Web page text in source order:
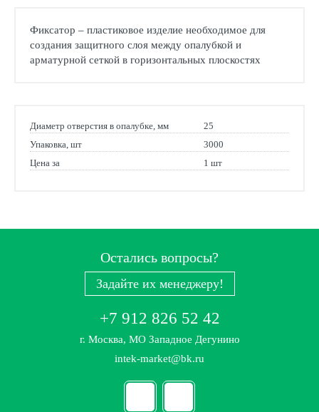
Фиксатор – пластиковое изделие необходимое для
создания защитного слоя между опалубкой и
арматурной сеткой в горизонтальных плоскостях
Диаметр отверстия в опалубке, мм
25
Упаковка, шт
3000
Цена за
1 шт
Остались вопросы?
Задайте их менеджеру!
+7 912 826 52 42
г. Москва, МО Западное Дегунино
intek-market@bk.ru